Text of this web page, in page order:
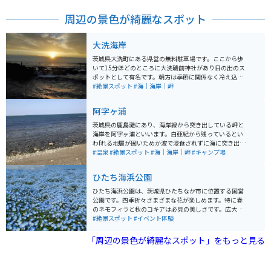
周辺の景色が綺麗なスポット
大洗海岸
茨城県大洗町にある県営の無料駐車場です。ここから歩
いて15分ほどのところに大洗磯前神社があり日の出のス
ポットとして有名です。朝方は季節に関係なく冷え込む
ので暖かい格好で行くのが望ましいです。近隣には大洗
#絶景スポット #海｜海岸｜岬
阿字ヶ浦
茨城県の鹿島灘にあり、海岸線から突き出している岬と
海岸を阿字ヶ浦といいます。白亜紀から残っているとい
わfれる地層が固いためか波で浸食されずに海に突き出て
います。海岸線に温泉あり、キャンプ場あり。なんとい
#温泉#絶景スポット #海｜海岸｜岬#キャンプ場
ひたち海浜公園
ひたち海浜公園は、茨城県ひたちなか市に位置する国営
公園です。四季折々さまざまな花が楽しめます。特に春
のネモフィラと秋のコキアは必見の美しさです。広大な
「みはらしの丘」一面に広がる約530万本の青いネモフ
っ赤に染め上げる光景は、まるでファンタジーの世界の
ようです。 開園時間は9:30から17:00までとなっていま
#絶景スポット #イベント体験
「周辺の景色が綺麗なスポット」をもっと見る